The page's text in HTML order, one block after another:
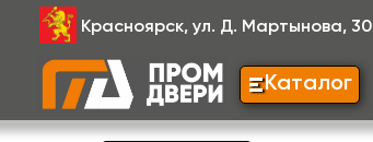
Красноярск, ул. Д. Мартынова, 30
Каталог